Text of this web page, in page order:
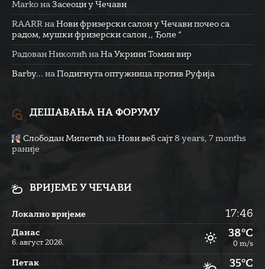
Marko на Засеоци у Чечави
RAARR на Нови фризерски салон у Чечави почео са
радом, мушки фризерски салон ,, Ђоле “
Радован Николић на На Укрини Томин вир
Barby... на Подигнута оптужница против Руфија
ДЕШАВАЊА НА ФОРУМУ
Слободан Милетић на Нови веб сајт 8 years, 7 months
раније
ВРИЈЕМЕ У ЧЕЧАВИ
Локално вријеме 17:46
Данас
6. август 2026.
38°C
0 m/s
Петак 35°C